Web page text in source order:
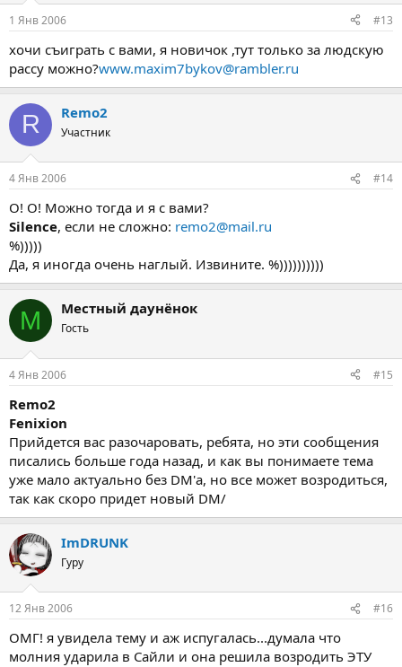
1 Янв 2006 #13
хочи съиграть с вами, я новичок ,тут только за людскую
рассу можно?www.maxim7bykov@rambler.ru
R Remo2
Участник
4 Янв 2006 #14
О! О! Можно тогда и я с вами?
Silence, если не сложно: remo2@mail.ru
%)))))
Да, я иногда очень наглый. Извините. %))))))))))
М Местный даунёнок
Гость
4 Янв 2006 #15
Remo2
Fenixion
Прийдется вас разочаровать, ребята, но эти сообщения
писались больше года назад, и как вы понимаете тема
уже мало актуально без DM'а, но все может возродиться,
так как скоро придет новый DM/
ImDRUNK
Гуру
12 Янв 2006 #16
ОМГ! я увидела тему и аж испугалась...думала что
молния ударила в Сайли и она решила возродить ЭТУ